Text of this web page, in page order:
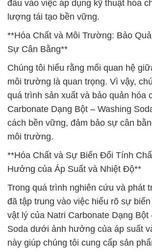
đầu vào việc áp dụng kỹ thuật hóa
lượng tái tạo bền vững.
**Hóa Chất và Môi Trường: Bảo
Sự Cân Bằng**
Chúng tôi hiểu rằng mối quan hệ
môi trường là quan trọng. Vì vậy,
quá trình sản xuất và bảo quản hóa
Carbonate Dạng Bột – Washing
cách bền vững, đảm bảo sự cân
môi trường.
**Hóa Chất và Sự Biến Đổi Tính
Hưởng của Áp Suất và Nhiệt Độ**
Trong quá trình nghiên cứu và phát
đã tập trung vào việc hiểu rõ sự
vật lý của Natri Carbonate Dạng Bột
Soda dưới ảnh hưởng của áp suất
này giúp chúng tôi cung cấp sản